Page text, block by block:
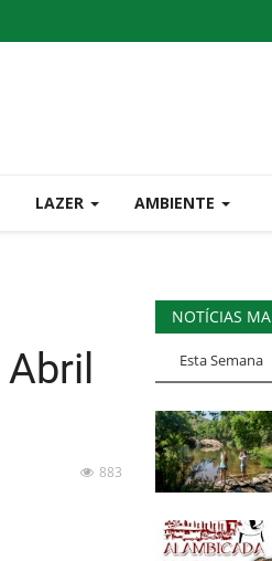
LAZER AMBIENTE
883
NOTÍCIAS
Esta Semana